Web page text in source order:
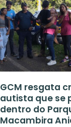
GCM resgata
autista que se
dentro do
Macambira